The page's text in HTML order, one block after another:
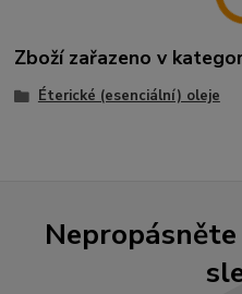
Zboží zařazeno v
Éterické (esenciální) oleje